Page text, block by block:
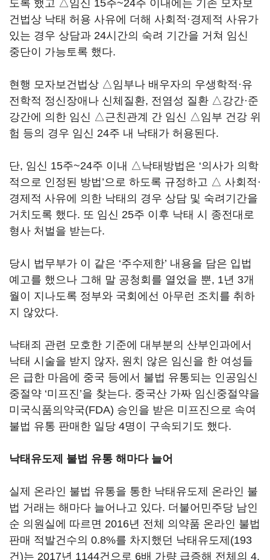
도록 했고 △임신 15주~24주 이내에는 기존 모자보
건법상 낙태 허용 사유에 더해 사회적·경제적 사유가
있는 경우 상담과 24시간의 숙려 기간을 거쳐 임신
중단이 가능토록 했다.
현행 모자보건법상 △임부나 배우자의 우생학적·유
전학적 정신장애나 신체질환, 전염성 질환 △강간·준
강간에 의한 임신 △근친관계 간 임신 △임부 건강 위
험 등의 경우 임신 24주 내 낙태가 허용된다.
단, 임신 15주~24주 이내 △낙태방법은 ‘의사가 의학
적으로 인정된 방법’으로 하도록 규정하고 △ 사회적·
경제적 사유에 의한 낙태의 경우 상담 및 숙려기간을
거치도록 했다. 또 임신 25주 이후 낙태 시 종전대로
형사 처벌을 받는다.
당시 법무부가 이 같은 ‘주수제한’ 내용을 담은 입법
예고를 했으나 그해 말 공청회를 열었을 뿐, 1년 3개
월이 지나도록 정부와 국회에선 아무런 조치를 취하
지 않았다.
낙태죄 관련 모호한 기준에 대부분의 산부인과에서
낙태 시술을 받지 않자, 원치 않은 임신을 한 여성들
은 급한 마음에 중국 등에서 불법 유통되는 인공임신
중절약 ‘미프진’을 찾는다. 중국산 가짜 임신중절약을
미국식품의약국(FDA) 승인을 받은 미프진으로 속여
불법 유통 판매한 일당 4명이 구속되기도 했다.
낙태유도제 불법 유통 해마다 늘어
실제 온라인 불법 유통을 통한 낙태유도제 온라인 불
법 거래는 해마다 늘어나고 있다. 더불어민주당 남인
순 의원실에 따르면 2016년 전체 의약품 온라인 불법
판매 적발건수의 0.8%를 차지했던 낙태유도제(193
건)는 2017년 1144건으로 6배 가량 급증해 전체의 4.